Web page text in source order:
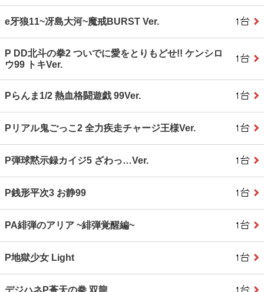
e牙狼11~冴島大河~魔戒BURST Ver.
P DD北斗の拳2 ついでに愛をとりもどせ!! ケンシロ
ウ99 トキVer.
Pらんま1/2 熱血格闘遊戯 99Ver.
Pリアル鬼ごっこ2 全力疾走チャージ王様Ver.
P弾球黙示録カイジ5 ざわっ…Ver.
P銭形平次3 お静99
PA緋弾のアリア ~緋弾覚醒編~
P地獄少女 Light